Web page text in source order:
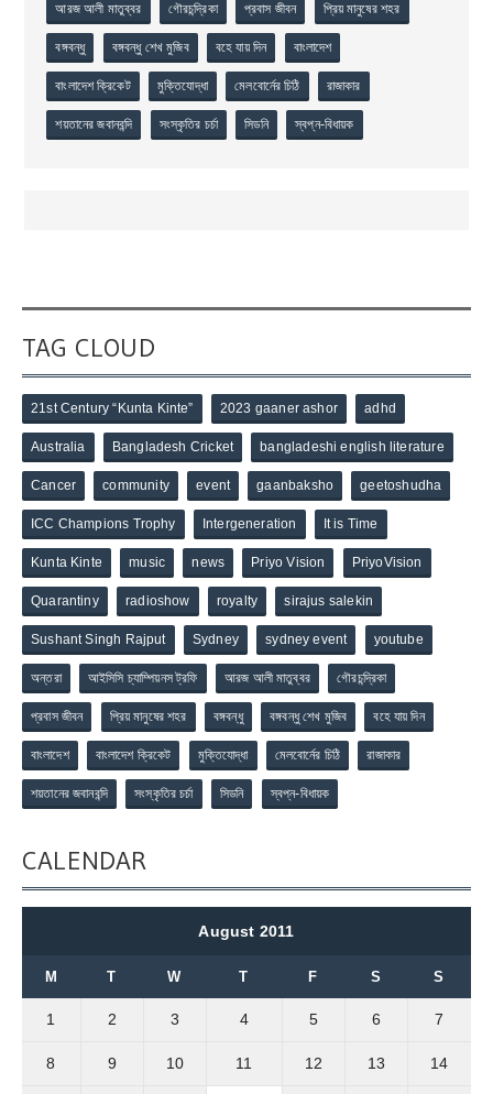
আরজ আলী মাতুব্বর গৌরচন্দ্রিকা প্রবাস জীবন প্রিয় মানুষের শহর
বঙ্গবন্ধু বঙ্গবন্ধু শেখ মুজিব বহে যায় দিন বাংলাদেশ
বাংলাদেশ ক্রিকেট মুক্তিযোদ্ধা মেলবোর্নের চিঠি রাজাকার
শয়তানের জবানবন্দি সংস্কৃতির চর্চা সিডনি স্বপ্ন-বিধায়ক
TAG CLOUD
21st Century “Kunta Kinte” 2023 gaaner ashor adhd
Australia Bangladesh Cricket bangladeshi english literature
Cancer community event gaanbaksho geetoshudha
ICC Champions Trophy Intergeneration It is Time
Kunta Kinte music news Priyo Vision PriyoVision
Quarantiny radioshow royalty sirajus salekin
Sushant Singh Rajput Sydney sydney event youtube
অন্তরা আইসিসি চ্যাম্পিয়নস ট্রফি আরজ আলী মাতুব্বর গৌরচন্দ্রিকা
প্রবাস জীবন প্রিয় মানুষের শহর বঙ্গবন্ধু বঙ্গবন্ধু শেখ মুজিব বহে যায় দিন
বাংলাদেশ বাংলাদেশ ক্রিকেট মুক্তিযোদ্ধা মেলবোর্নের চিঠি রাজাকার
শয়তানের জবানবন্দি সংস্কৃতির চর্চা সিডনি স্বপ্ন-বিধায়ক
CALENDAR
August 2011
M T W T F S S
1 2 3 4 5 6 7
8 9 10 11 12 13 14